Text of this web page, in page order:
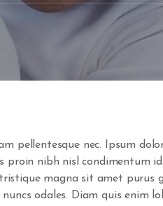
pellentesque nec. Ipsum
nibh nisl condimentum
magna sit amet purus
odales. Diam quis enim